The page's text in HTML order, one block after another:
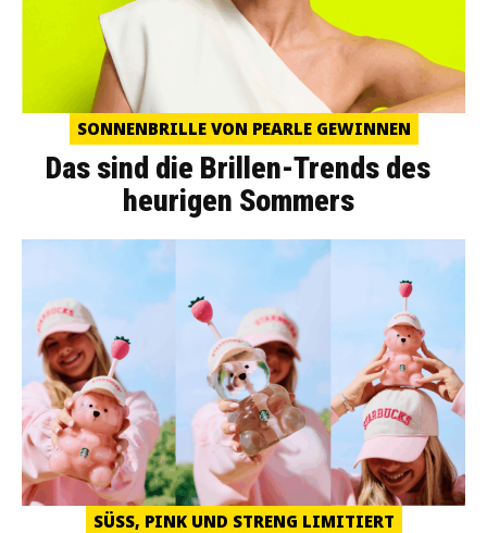
SONNENBRILLE VON PEARLE GEWINNEN
Das sind die Brillen-Trends des
heurigen Sommers
SÜSS, PINK UND STRENG LIMITIERT